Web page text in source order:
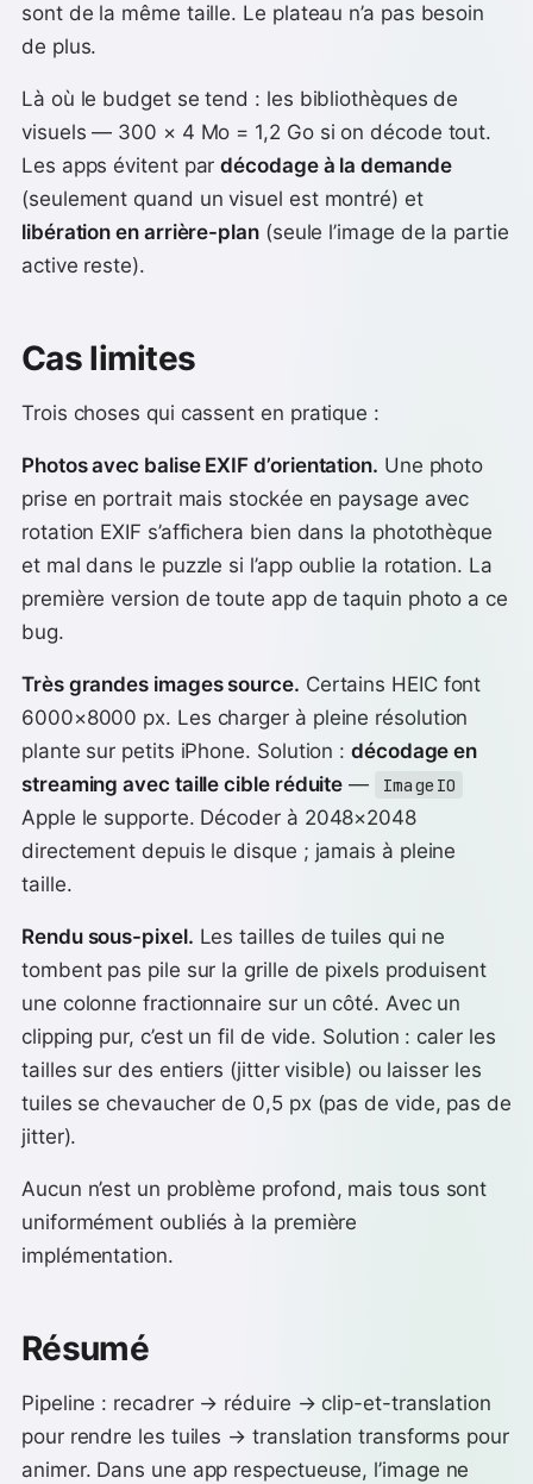
sont de la même taille. Le plateau n’a pas besoin
de plus.
Là où le budget se tend : les bibliothèques de
visuels — 300 × 4 Mo = 1,2 Go si on décode tout.
Les apps évitent pardécodage à la demande
(seulement quand un visuel est montré) et
libération en arrière-plan(seule l’image de la partie
active reste).
Cas limites
Trois choses qui cassent en pratique :
Photos avec balise EXIF d’orientation. Une photo
prise en portrait mais stockée en paysage avec
rotation EXIF s’affichera bien dans la photothèque
et mal dans le puzzle si l’app oublie la rotation. La
première version de toute app de taquin photo a ce
bug.
Très grandes images source. Certains HEIC font
6000×8000 px. Les charger à pleine résolution
plante sur petits iPhone. Solution :décodage en
streaming avec taille cible réduite — ImageIO
Apple le supporte. Décoder à 2048×2048
directement depuis le disque ; jamais à pleine
taille.
Rendu sous-pixel. Les tailles de tuiles qui ne
tombent pas pile sur la grille de pixels produisent
une colonne fractionnaire sur un côté. Avec un
clipping pur, c’est un fil de vide. Solution : caler les
tailles sur des entiers (jitter visible) ou laisser les
tuiles se chevaucher de 0,5 px (pas de vide, pas de
jitter).
Aucun n’est un problème profond, mais tous sont
uniformément oubliés à la première
implémentation.
Résumé
Pipeline : recadrer → réduire → clip-et-translation
pour rendre les tuiles → translation transforms pour
animer. Dans une app respectueuse, l’image ne